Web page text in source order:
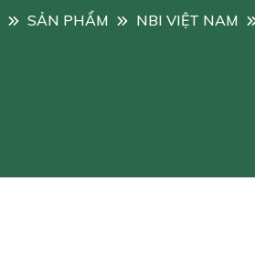
SẢN PHẨM NBI VIỆT NAM